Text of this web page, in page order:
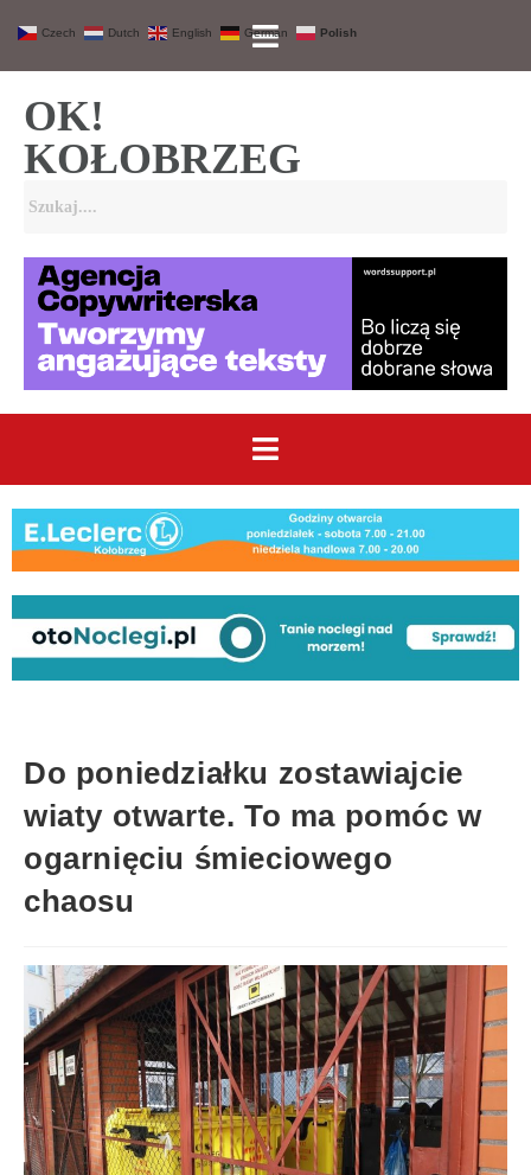
OK!
KOŁOBRZEG
Do poniedziałku zostawiajcie
wiaty otwarte. To ma pomóc w
ogarnięciu śmieciowego
chaosu
Czech Dutch English German Polish